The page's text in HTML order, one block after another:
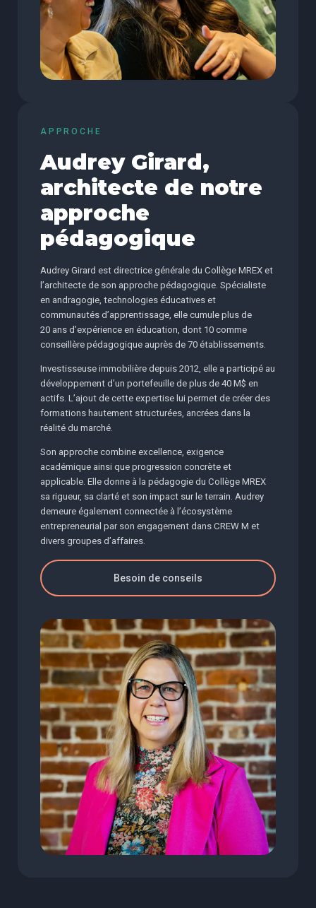
APPROCHE
Audrey Girard,
architecte de notre
approche
pédagogique
Audrey Girard est directrice générale du Collège MREX et
l’architecte de son approche pédagogique. Spécialiste
en andragogie, technologies éducatives et
communautés d’apprentissage, elle cumule plus de
20 ans d’expérience en éducation, dont 10 comme
conseillère pédagogique auprès de 70 établissements.
Investisseuse immobilière depuis 2012, elle a participé au
développement d’un portefeuille de plus de 40 M$ en
actifs. L’ajout de cette expertise lui permet de créer des
formations hautement structurées, ancrées dans la
réalité du marché.
Son approche combine excellence, exigence
académique ainsi que progression concrète et
applicable. Elle donne à la pédagogie du Collège MREX
sa rigueur, sa clarté et son impact sur le terrain. Audrey
demeure également connectée à l’écosystème
entrepreneurial par son engagement dans CREW M et
divers groupes d’affaires.
Besoin de conseils